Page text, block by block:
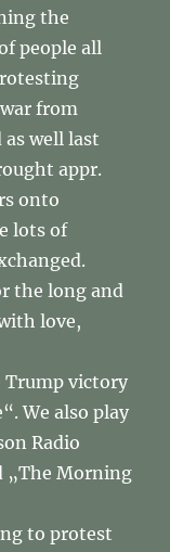
the
people all
from
well last
appr.
onto
lots of
the long and
love,
Trump victory
We also play
Radio
„The Morning
to protest